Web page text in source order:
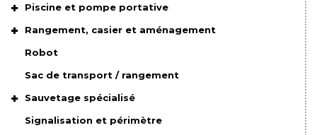
Piscine et pompe portative
Rangement, casier et aménagement
Robot
Sac de transport / rangement
Sauvetage spécialisé
Signalisation et périmètre